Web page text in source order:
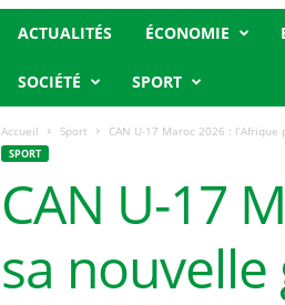
ACTUALITÉS ÉCONOMIE
SOCIÉTÉ SPORT
Accueil Sport CAN U-17 Maroc 2026 :
SPORT
CAN U-17
sa